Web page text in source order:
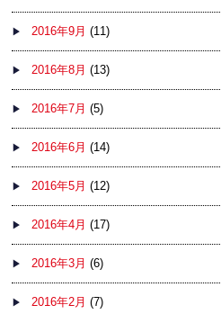
2016年9月 (11)
2016年8月 (13)
2016年7月 (5)
2016年6月 (14)
2016年5月 (12)
2016年4月 (17)
2016年3月 (6)
2016年2月 (7)